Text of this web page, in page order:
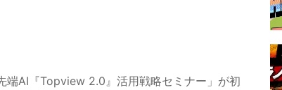
端AI『Topview 2.0』活用戦略セミナー」が初